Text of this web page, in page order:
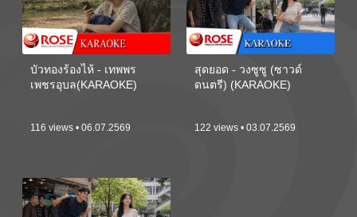
บัวทองร้องไห้ - เทพพร
เพชรอุบล(KARAOKE)
116 views • 06.07.2569
สุดยอด - วงซูซู (ซาวด์
ดนตรี) (KARAOKE)
122 views • 03.07.2569